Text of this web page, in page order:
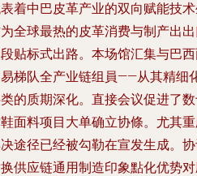
着中巴皮革产业的双向赋能技
全球最热的皮革消费与制产出
贴标式出路。本场馆汇集与巴
梯队全产业链组員——从其精细
的质期深化。直接会议促进了
面料项目大单确立协條。尤其
途径已经被勾勒在宣发生成。
供应链通用制造印象點化优势